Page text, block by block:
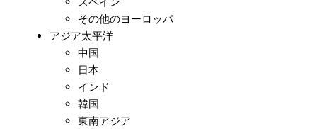
その他のヨーロッパ
アジア太平洋
中国
日本
インド
韓国
東南アジア